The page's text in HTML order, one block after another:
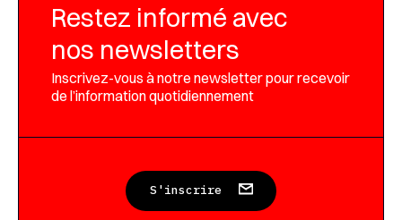
Restez informé avec
nos newsletters
Inscrivez-vous à notre newsletter pour recevoir
de l’information quotidiennement
S'inscrire